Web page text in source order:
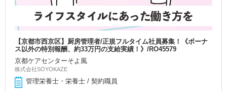
【京都市西京区】厨房管理者/正規フルタイム社員募集！《ボーナ
ス以外の特別報酬、約33万円の支給実績！》/RO45579
京都ケアセンターそよ風
株式会社SOYOKAZE
管理栄養士・栄養士 / 契約職員